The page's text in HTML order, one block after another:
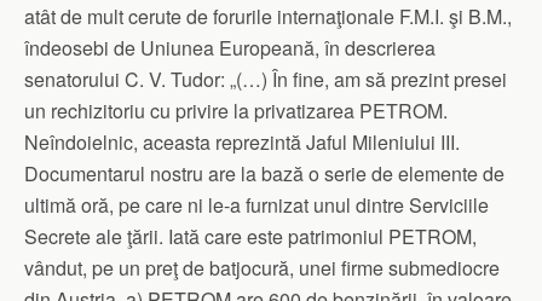
atât de mult cerute de forurile internaţionale F.M.I. şi B.M.,
îndeosebi de Uniunea Europeană, în descrierea
senatorului C. V. Tudor: „(…) În fine, am să prezint presei
un rechizitoriu cu privire la privatizarea PETROM.
Neîndoielnic, aceasta reprezintă Jaful Mileniului III.
Documentarul nostru are la bază o serie de elemente de
ultimă oră, pe care ni le-a furnizat unul dintre Serviciile
Secrete ale ţării. Iată care este patrimoniul PETROM,
vândut, pe un preţ de batjocură, unei firme submediocre